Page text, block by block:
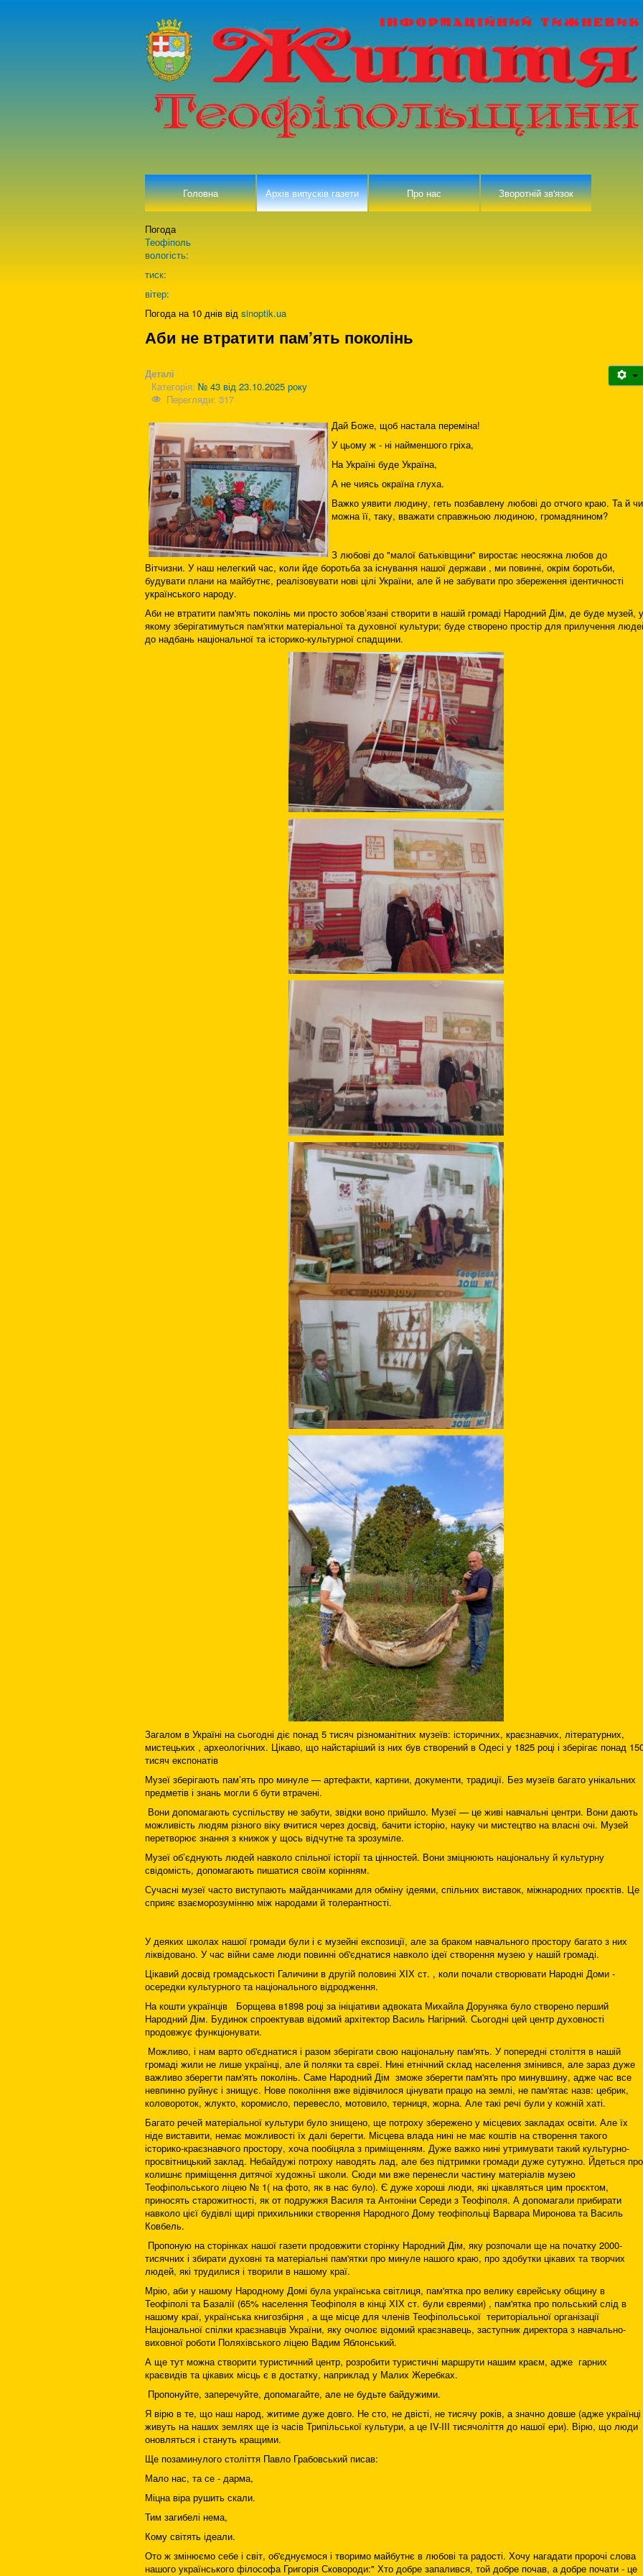
Головна Архів випусків газети Про нас Зворотній зв'язок
Погода
Теофіполь
вологість:
тиск:
вітер:
Погода на 10 днів від sinoptik.ua
Аби не втратити пам’ять поколінь
Деталі
Категорія: № 43 від 23.10.2025 року
Перегляди: 317
Дай Боже, щоб настала переміна!
У цьому ж - ні найменшого гріха,
На Україні буде Україна,
А не чиясь окраїна глуха.
Важко уявити людину, геть позбавлену любові до отчого краю. Та й чи
можна її, таку, вважати справжньою людиною, громадянином?
З любові до "малої батьківщини" виростає неосяжна любов до
Вітчизни. У наш нелегкий час, коли йде боротьба за існування нашої держави , ми повинні, окрім боротьби,
будувати плани на майбутнє, реалізовувати нові цілі України, але й не забувати про збереження ідентичності
українського народу.
Аби не втратити пам'ять поколінь ми просто зобов’язані створити в нашій громаді Народний Дім, де буде музей, у
якому зберігатимуться пам'ятки матеріальної та духовної культури; буде створено простір для прилучення
до надбань національної та історико-культурної спадщини.
Загалом в Україні на сьогодні діє понад 5 тисяч різноманітних музеїв: історичних, краєзнавчих, літературних,
мистецьких , археологічних. Цікаво, що найстаріший із них був створений в Одесі у 1825 році і зберігає понад
тисяч експонатів
Музеї зберігають пам’ять про минуле — артефакти, картини, документи, традиції. Без музеїв багато унікальних
предметів і знань могли б бути втрачені.
Вони допомагають суспільству не забути, звідки воно прийшло. Музеї — це живі навчальні центри. Вони дають
можливість людям різного віку вчитися через досвід, бачити історію, науку чи мистецтво на власні очі. Музей
перетворює знання з книжок у щось відчутне та зрозуміле.
Музеї об’єднують людей навколо спільної історії та цінностей. Вони зміцнюють національну й культурну
свідомість, допомагають пишатися своїм корінням.
Сучасні музеї часто виступають майданчиками для обміну ідеями, спільних виставок, міжнародних проєктів. Це
сприяє взаєморозумінню між народами й толерантності.
У деяких школах нашої громади були і є музейні експозиції, але за браком навчального простору багато з них
ліквідовано. У час війни саме люди повинні об'єднатися навколо ідеї створення музею у нашій громаді.
Цікавий досвід громадськості Галичини в другій половині ХІХ ст. , коли почали створювати Народні Доми -
осередки культурного та національного відродження.
На кошти українців Борщева в1898 році за ініціативи адвоката Михайла Доруняка було створено перший
Народний Дім. Будинок спроектував відомий архітектор Василь Нагірний. Сьогодні цей центр духовності
продовжує функціонувати.
Можливо, і нам варто об'єднатися і разом зберігати свою національну пам'ять. У попередні століття в нашій
громаді жили не лише українці, але й поляки та євреї. Нині етнічний склад населення змінився, але зараз дуже
важливо зберегти пам'ять поколінь. Саме Народний Дім зможе зберегти пам'ять про минувшину, адже час все
невпинно руйнує і знищує. Нове покоління вже відівчилося цінувати працю на землі, не пам'ятає назв: цебрик,
коловороток, жлукто, коромисло, перевесло, мотовило, терниця, жорна. Але такі речі були у кожній хаті.
Багато речей матеріальної культури було знищено, ще потроху збережено у місцевих закладах освіти. Але їх
ніде виставити, немає можливості їх далі берегти. Місцева влада нині не має коштів на створення такого
історико-краєзнавчого простору, хоча пообіцяла з приміщенням. Дуже важко нині утримувати такий культурно-
просвітницький заклад. Небайдужі потроху наводять лад, але без підтримки громади дуже сутужно. Йдеться про
колишнє приміщення дитячої художньї школи. Сюди ми вже перенесли частину матеріалів музею
Теофіпольського ліцею № 1( на фото, як в нас було). Є дуже хороші люди, які цікавляться цим проєктом,
приносять старожитності, як от подружжя Василя та Антоніни Середи з Теофіполя. А допомагали прибирати
навколо цієї будівлі щирі прихильники створення Народного Дому теофіпольці Варвара Миронова та Василь
Ковбель.
Пропоную на сторінках нашої газети продовжити сторінку Народний Дім, яку розпочали ще на початку 2000-
тисячних і збирати духовні та матеріальні пам'ятки про минуле нашого краю, про здобутки цікавих та творчих
людей, які трудилися і творили в нашому краї.
Мрію, аби у нашому Народному Домі була українська світлиця, пам'ятка про велику єврейську общину в
Теофіполі та Базалії (65% населення Теофіполя в кінці ХІХ ст. були євреями) , пам'ятка про польський слід в
нашому краї, українська книгозбірня , а ще місце для членів Теофіпольської територіальної організації
Національної спілки краєзнавців України, яку очолює відомий краєзнавець, заступник директора з навчально-
виховної роботи Поляхівського ліцею Вадим Яблонський.
А ще тут можна створити туристичний центр, розробити туристичні маршрути нашим краєм, адже гарних
краєвидів та цікавих місць є в достатку, наприклад у Малих Жеребках.
Пропонуйте, заперечуйте, допомагайте, але не будьте байдужими.
Я вірю в те, що наш народ, житиме дуже довго. Не сто, не двісті, не тисячу років, а значно довше (адже українці
живуть на наших землях ще із часів Трипільської культури, а це IV-III тисячоліття до нашої ери). Вірю, що люди
оновляться і стануть кращими.
Ще позаминулого століття Павло Грабовський писав:
Мало нас, та се - дарма,
Міцна віра рушить скали.
Тим загибелі нема,
Кому світять ідеали.
Ото ж змінюємо себе і світ, об'єднуємося і творимо майбутнє в любові та радості. Хочу нагадати пророчі слова
нашого українського філософа Григорія Сковороди:" Хто добре запалився, той добре почав, а добре почати - це